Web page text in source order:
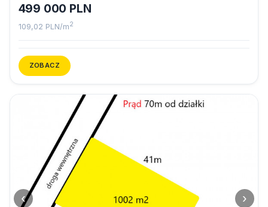
499 000 PLN
109,02 PLN/m2
ZOBACZ
‹ ›